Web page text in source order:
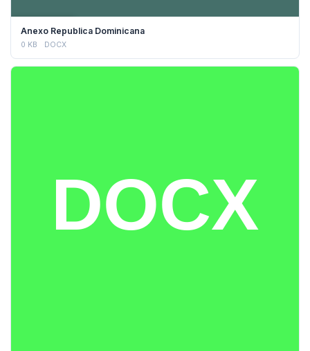
Anexo Republica Dominicana
0 KB DOCX